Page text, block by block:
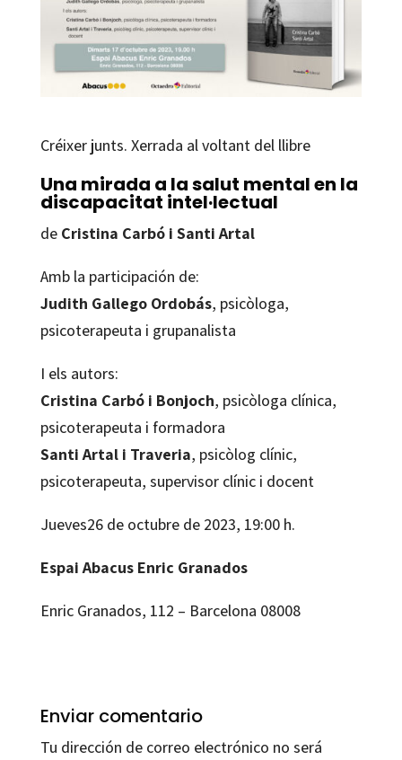
Créixer junts. Xerrada al voltant del llibre
Una mirada a la salut mental en la
discapacitat intel·lectual
de Cristina Carbó i Santi Artal
Amb la participación de:
Judith Gallego Ordobás, psicòloga,
psicoterapeuta i grupanalista
I els autors:
Cristina Carbó i Bonjoch, psicòloga clínica,
psicoterapeuta i formadora
Santi Artal i Traveria, psicòlog clínic,
psicoterapeuta, supervisor clínic i docent
Jueves26 de octubre de 2023, 19:00 h.
Espai Abacus Enric Granados
Enric Granados, 112 – Barcelona 08008
Enviar comentario
Tu dirección de correo electrónico no será